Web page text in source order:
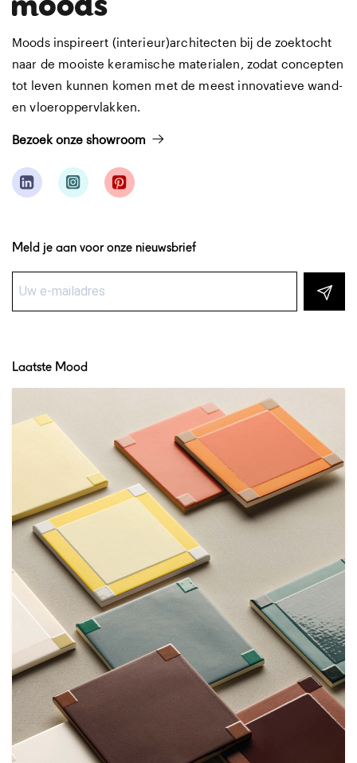
Moods inspireert (interieur)architecten bij de zoektocht
naar de mooiste keramische materialen, zodat concepten
tot leven kunnen komen met de meest innovatieve wand-
en vloeroppervlakken.
Bezoek onze showroom
Meld je aan voor onze nieuwsbrief
Laatste Mood